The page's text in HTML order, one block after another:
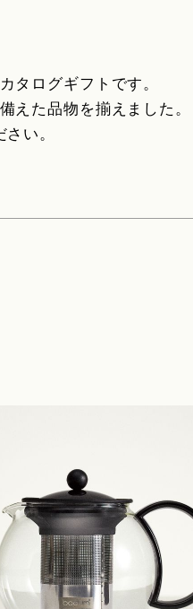
タログギフトです。
えた品物を揃えました。
い。